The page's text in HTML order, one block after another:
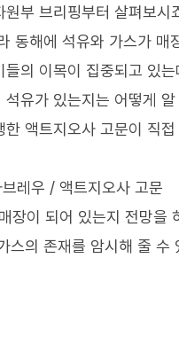
원부 브리핑부터 살펴보시
동해에 석유와 가스가
들의 이목이 집중되고 있는
석유가 있는지는 어떻게
한 액트지오사 고문이 직
레우 / 액트지오사 고문
장이 되어 있는지 전망을
스의 존재를 암시해 줄